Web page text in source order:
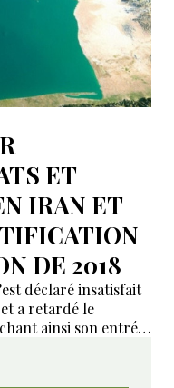
ET
IRAN ET
DE 2018
déclaré insatisfait
a retardé le
ainsi son entrée